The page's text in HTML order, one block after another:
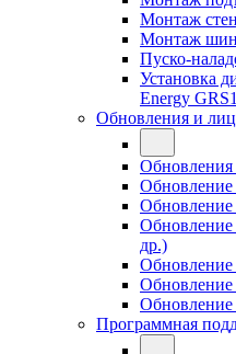
Монтаж
Монтаж
Пуско-
Установка
Energy
Обновления и
Обновления
Обновление
Обновление
др.)
Обновление
Обновление
Программная